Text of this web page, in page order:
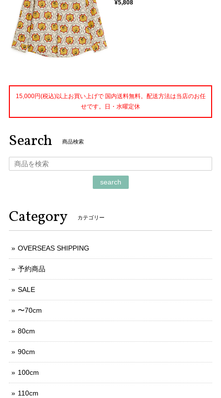
¥5,808
15,000円(税込)以上お買い上げで 国内送料無料。配送方法は当店のお任
せです。日・水曜定休
Search 商品検索
search
Category カテゴリー
OVERSEAS SHIPPING
予約商品
SALE
〜70cm
80cm
90cm
100cm
110cm